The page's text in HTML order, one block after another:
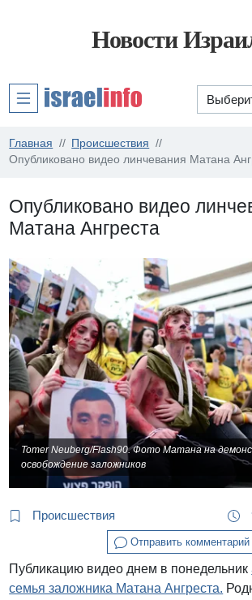
Новости
Главная
Происшествия
Опубликовано видео линчевания Матана
Опубликовано видео
Матана Ангреста
Tomer Neuberg/Flash90. Фото Матана на
освобождение заложников
Происшествия
Отправить комментарий
Публикацию видео днем в понедельник
семья заложника Матана Ангреста.